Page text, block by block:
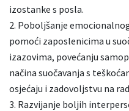
izostanke s posla.
Poboljšanje
pomoći zaposlenicima u
izazovima, povećanju
načina suočavanja s
osjećaju i zadovoljstvu na
Razvijanje boljih